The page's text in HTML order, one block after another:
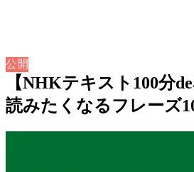
公開
【NHKテキスト100分
読みたくなるフレーズ